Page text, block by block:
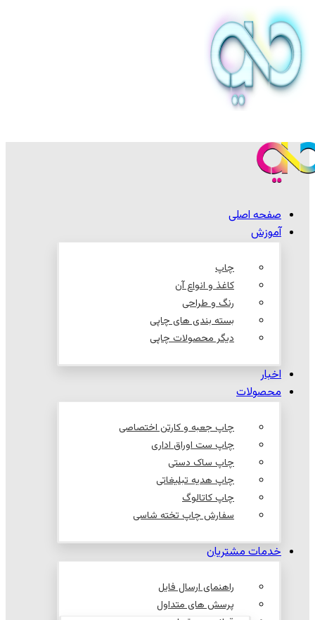
صفحه اصلی
آموزش
چاپ
کاغذ و انواع آن
رنگ و طراحی
بسته بندی های چاپی
دیگر محصولات چاپی
اخبار
محصولات
چاپ جعبه و کارتن اختصاصی
چاپ ست اوراق اداری
چاپ ساک دستی
چاپ هدیه تبلیغاتی
چاپ کاتالوگ
سفارش چاپ تخته شاسی
خدمات مشتریان
راهنمای ارسال فایل
پرسش های متداول